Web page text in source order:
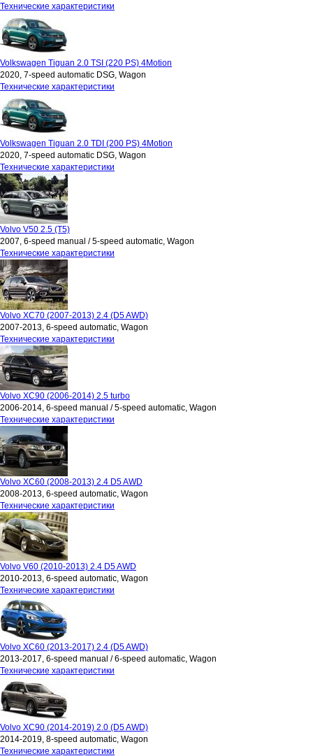
Технические характеристики
Volkswagen Tiguan 2.0 TSI (220 PS) 4Motion
2020, 7-speed automatic DSG, Wagon
Технические характеристики
Volkswagen Tiguan 2.0 TDI (200 PS) 4Motion
2020, 7-speed automatic DSG, Wagon
Технические характеристики
Volvo V50 2.5 (T5)
2007, 6-speed manual / 5-speed automatic, Wagon
Технические характеристики
Volvo XC70 (2007-2013) 2.4 (D5 AWD)
2007-2013, 6-speed automatic, Wagon
Технические характеристики
Volvo XC90 (2006-2014) 2.5 turbo
2006-2014, 6-speed manual / 5-speed automatic, Wagon
Технические характеристики
Volvo XC60 (2008-2013) 2.4 D5 AWD
2008-2013, 6-speed automatic, Wagon
Технические характеристики
Volvo V60 (2010-2013) 2.4 D5 AWD
2010-2013, 6-speed automatic, Wagon
Технические характеристики
Volvo XC60 (2013-2017) 2.4 (D5 AWD)
2013-2017, 6-speed manual / 6-speed automatic, Wagon
Технические характеристики
Volvo XC90 (2014-2019) 2.0 (D5 AWD)
2014-2019, 8-speed automatic, Wagon
Технические характеристики